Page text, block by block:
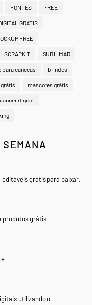
FONTES FREE
GRATIS
FREE
SCRAPKIT SUBLIMAR
para canecas brindes
grátis mascotes grátis
digital
SEMANA
editáveis grátis para baixar,
produtos grátis
utilizando o